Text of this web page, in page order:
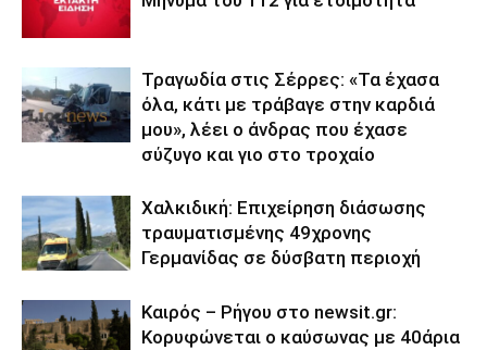
Τραγωδία στις Σέρρες: «Τα έχασα
όλα, κάτι με τράβαγε στην καρδιά
μου», λέει ο άνδρας που έχασε
σύζυγο και γιο στο τροχαίο
Χαλκιδική: Επιχείρηση διάσωσης
τραυματισμένης 49χρονης
Γερμανίδας σε δύσβατη περιοχή
Καιρός – Ρήγου στο newsit.gr:
Κορυφώνεται ο καύσωνας με 40άρια